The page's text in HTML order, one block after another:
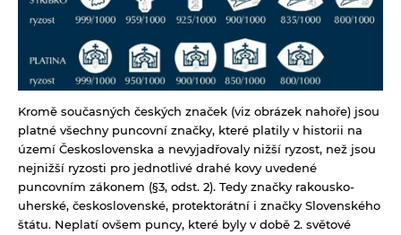
Kromě současných českých značek (viz obrázek nahoře) jsou
platné všechny puncovní značky, které platily v historii na
území Československa a nevyjadřovaly nižší ryzost, než jsou
nejnižší ryzosti pro jednotlivé drahé kovy uvedené
puncovním zákonem (§3, odst. 2). Tedy značky rakousko-
uherské, československé, protektorátní i značky Slovenského
štátu. Neplatí ovšem puncy, které byly v době 2. světové